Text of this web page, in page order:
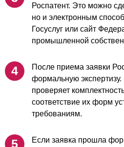
Роспатент. Это можно
но и электронным
Госуслуг или сайт
промышленной
После приема заявки
формальную
проверяет
соответствие их форм
требованиям.
Если заявка прошла